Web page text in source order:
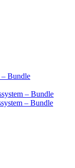
– Bundle
– Bundle
– Bundle